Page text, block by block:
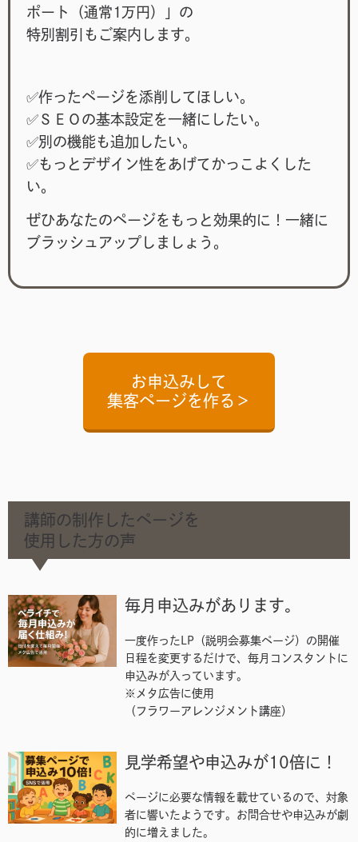
ポート（通常1万円）」の
特別割引もご案内します。
✅作ったページを添削してほしい。
✅ＳＥＯの基本設定を一緒にしたい。
✅別の機能も追加したい。
✅もっとデザイン性をあげてかっこよくした
い。
ぜひあなたのページをもっと効果的に！一緒に
ブラッシュアップしましょう。
お申込みして
集客ページを作る＞
講師の制作したページを
使用した方の声
毎月申込みがあります。
一度作ったLP（説明会募集ページ）の開催
日程を変更するだけで、毎月コンスタントに
申込みが入っています。
※メタ広告に使用
（フラワーアレンジメント講座）
見学希望や申込みが10倍に！
ページに必要な情報を載せているので、対象
者に響いたようです。お問合せや申込みが劇
的に増えました。